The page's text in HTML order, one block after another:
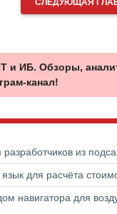
и ИБ. Обзоры,
канал!
из
для расчёта
навигатора для